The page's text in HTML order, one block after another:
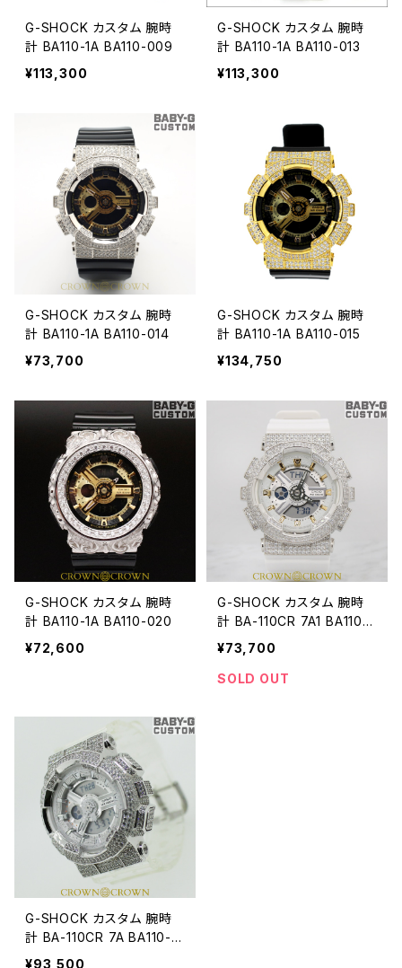
G-SHOCK カスタム 腕時
計 BA110-1A BA110-009
¥113,300
G-SHOCK カスタム 腕時
計 BA110-1A BA110-013
¥113,300
G-SHOCK カスタム 腕時
計 BA110-1A BA110-014
¥73,700
G-SHOCK カスタム 腕時
計 BA110-1A BA110-015
¥134,750
G-SHOCK カスタム 腕時
計 BA110-1A BA110-020
¥72,600
G-SHOCK カスタム 腕時
計 BA-110CR 7A1 BA110-
021
¥73,700
SOLD OUT
G-SHOCK カスタム 腕時
計 BA-110CR 7A BA110-0
22
¥93,500